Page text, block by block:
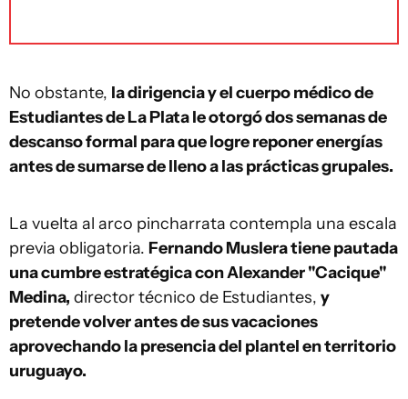
No obstante, la dirigencia y el cuerpo médico de
Estudiantes de La Plata le otorgó dos semanas de
descanso formal para que logre reponer energías
antes de sumarse de lleno a las prácticas grupales.
La vuelta al arco pincharrata contempla una escala
previa obligatoria. Fernando Muslera tiene pautada
una cumbre estratégica con Alexander "Cacique"
Medina, director técnico de Estudiantes, y
pretende volver antes de sus vacaciones
aprovechando la presencia del plantel en territorio
uruguayo.